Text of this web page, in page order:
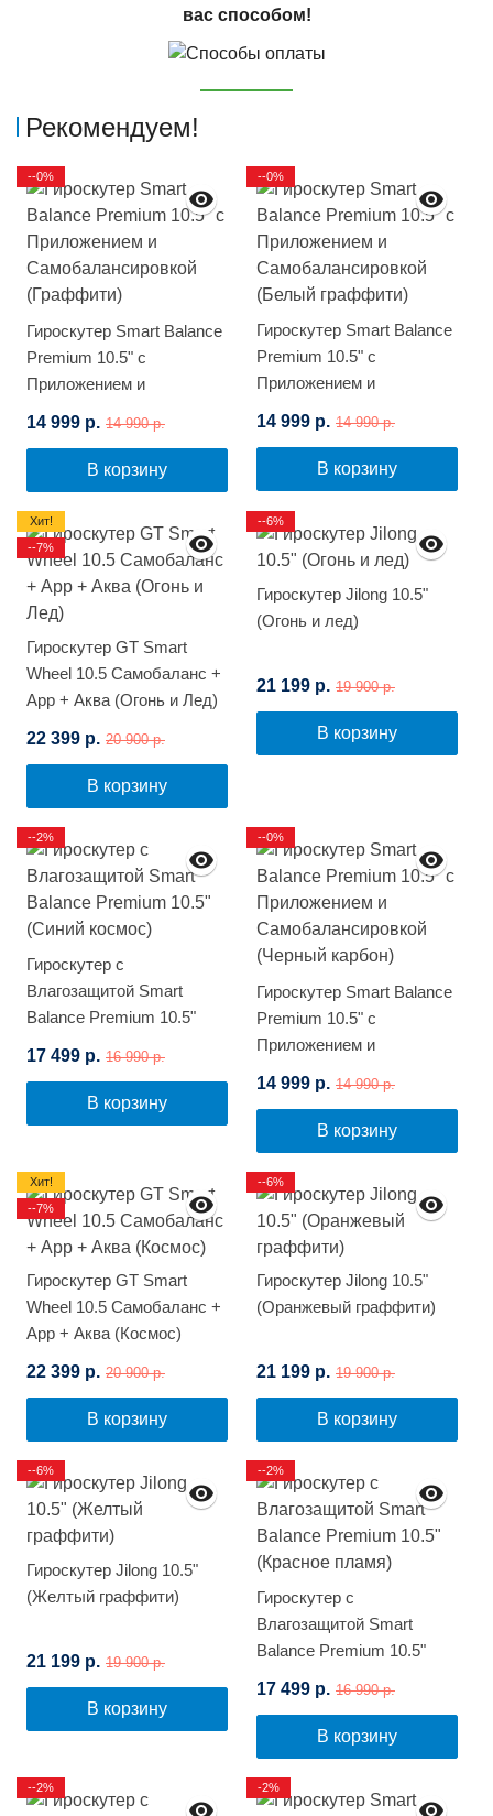
вас способом!
Рекомендуем!
Гироскутер Smart Balance
Premium 10.5" с
Приложением и
(Граффити)
14 999 р. 14 990 р.
В корзину
--0%
Гироскутер Smart Balance
Premium 10.5" с
Приложением и
(Белый граффити)
14 999 р. 14 990 р.
В корзину
--0%
Гироскутер GT Smart
Wheel 10.5 Самобаланс +
App + Аква (Огонь и Лед)
22 399 р. 20 900 р.
В корзину
Хит!
--7%
Гироскутер Jilong 10.5"
(Огонь и лед)
21 199 р. 19 900 р.
В корзину
--6%
Гироскутер с
Влагозащитой Smart
Balance Premium 10.5"
17 499 р. 16 990 р.
В корзину
--2%
Гироскутер Smart Balance
Premium 10.5" с
Приложением и
(Черный карбон)
14 999 р. 14 990 р.
В корзину
--0%
Гироскутер GT Smart
Wheel 10.5 Самобаланс +
App + Аква (Космос)
22 399 р. 20 900 р.
В корзину
Хит!
--7%
Гироскутер Jilong 10.5"
(Оранжевый граффити)
21 199 р. 19 900 р.
В корзину
--6%
Гироскутер Jilong 10.5"
(Желтый граффити)
21 199 р. 19 900 р.
В корзину
--6%
Гироскутер с
Влагозащитой Smart
Balance Premium 10.5"
17 499 р. 16 990 р.
В корзину
--2%
--2% -2%